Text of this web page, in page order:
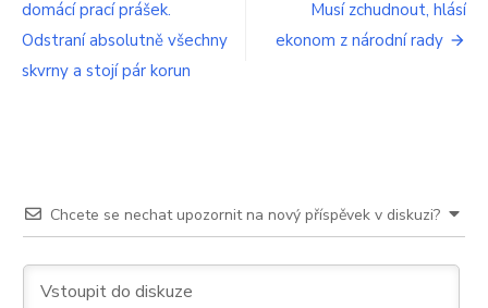
pro
příspěvek
domácí prací prášek.
Odstraní absolutně všechny
skvrny a stojí pár korun
Musí zchudnout, hlásí
ekonom z národní rady
Chcete se nechat upozornit na nový příspěvek v diskuzi?